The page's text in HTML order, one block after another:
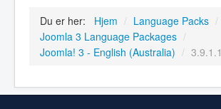
Du er her: Hjem / Language Packs /
Joomla 3 Language Packages /
Joomla! 3 - English (Australia) / 3.9.1.1